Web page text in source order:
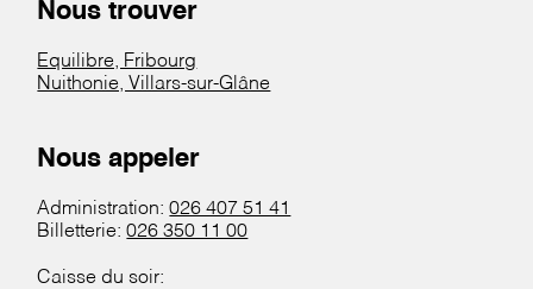
Nous trouver
Equilibre, Fribourg
Nuithonie, Villars-sur-Glâne
Nous appeler
Administration:026 407 51 41
Billetterie:026 350 11 00
Caisse du soir: